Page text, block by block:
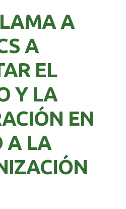
A
A
EL
Y LA
EN
A LA